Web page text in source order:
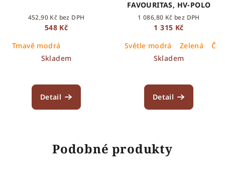
452,90 Kč bez DPH
548 Kč
Tmavě modrá
Skladem
Detail
FAVOURITAS, HV-POLO
1 086,80 Kč bez DPH
1 315 Kč
Světle modrá
Zelená
Skladem
Detail
Podobné produkty